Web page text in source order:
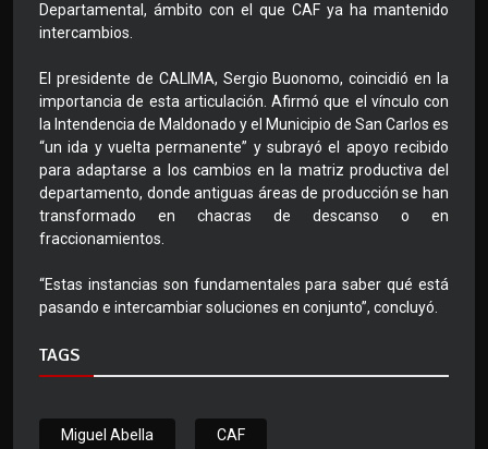
Departamental, ámbito con el que CAF ya ha mantenido
intercambios.
El presidente de CALIMA, Sergio Buonomo, coincidió en la
importancia de esta articulación. Afirmó que el vínculo con
la Intendencia de Maldonado y el Municipio de San Carlos es
“un ida y vuelta permanente” y subrayó el apoyo recibido
para adaptarse a los cambios en la matriz productiva del
departamento, donde antiguas áreas de producción se han
transformado en chacras de descanso o en
fraccionamientos.
“Estas instancias son fundamentales para saber qué está
pasando e intercambiar soluciones en conjunto”, concluyó.
TAGS
Miguel Abella CAF